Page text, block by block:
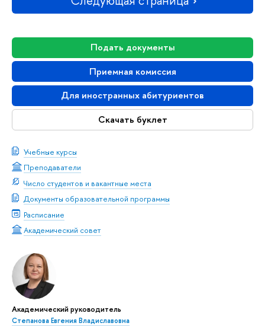
Подать документы
Приемная комиссия
Для иностранных абитуриентов
Скачать буклет
Учебные курсы
Преподаватели
Число студентов и вакантные места
Документы образовательной программы
Расписание
Академический совет
Академический руководитель
Степанова Евгения Владиславовна